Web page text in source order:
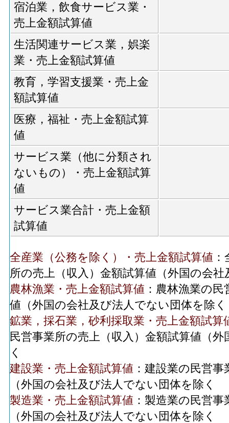
宿泊業，飲食サービス業・
売上金額試算値
生活関連サービス業，娯楽
業・売上金額試算値
教育，学習支援業・売上金
額試算値
医療，福祉・売上金額試算
値
サービス業（他に分類され
ないもの）・売上金額試算
値
サービス業合計・売上金額
試算値
全産業（公務を除く）・売上金額試算値
所の売上（収入）金額試算値（外国の会
農林漁業・売上金額試算値 ：農林漁業の
値（外国の会社及び法人でない団体を除く
鉱業，採石業，砂利採取業・売上金額試算
民営事業所の売上（収入）金額試算値（
く
建設業・売上金額試算値 ：建設業の民営
（外国の会社及び法人でない団体を除く
製造業・売上金額試算値 ：製造業の民営
（外国の会社及び法人でない団体を除く